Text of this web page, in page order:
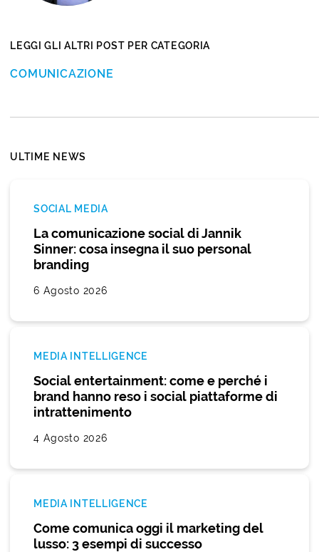
LEGGI GLI ALTRI POST PER CATEGORIA
COMUNICAZIONE
ULTIME NEWS
SOCIAL MEDIA
La comunicazione social di Jannik
Sinner: cosa insegna il suo personal
branding
6 Agosto 2026
MEDIA INTELLIGENCE
Social entertainment: come e perché i
brand hanno reso i social piattaforme di
intrattenimento
4 Agosto 2026
MEDIA INTELLIGENCE
Come comunica oggi il marketing del
lusso: 3 esempi di successo